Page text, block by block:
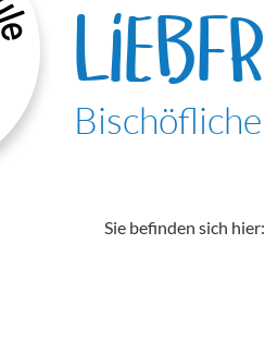
Sie befinden sich hier: